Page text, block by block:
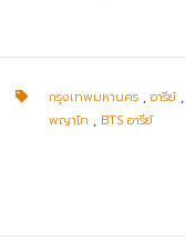
กรุงเทพมหานคร ,อารีย์,
พญาไท , BTS อารีย์